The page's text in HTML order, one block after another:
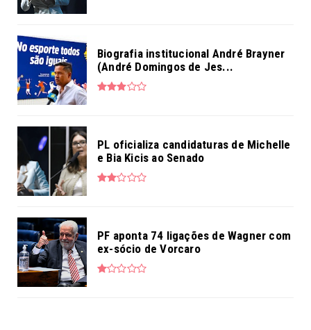
Biografia institucional André Brayner
(André Domingos de Jes...
PL oficializa candidaturas de Michelle
e Bia Kicis ao Senado
PF aponta 74 ligações de Wagner com
ex-sócio de Vorcaro